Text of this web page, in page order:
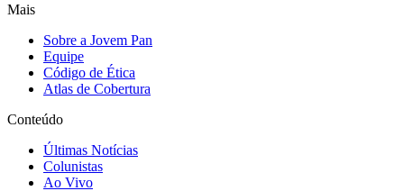
Mais
Sobre a Jovem Pan
Equipe
Código de Ética
Atlas de Cobertura
Conteúdo
Últimas Notícias
Colunistas
Ao Vivo